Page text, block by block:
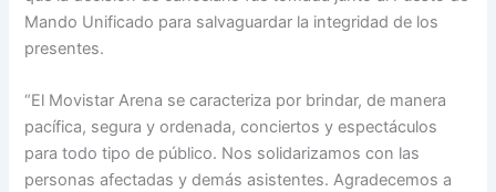
Mando Unificado para salvaguardar la integridad de los
presentes.
“El Movistar Arena se caracteriza por brindar, de manera
pacífica, segura y ordenada, conciertos y espectáculos
para todo tipo de público. Nos solidarizamos con las
personas afectadas y demás asistentes. Agradecemos a